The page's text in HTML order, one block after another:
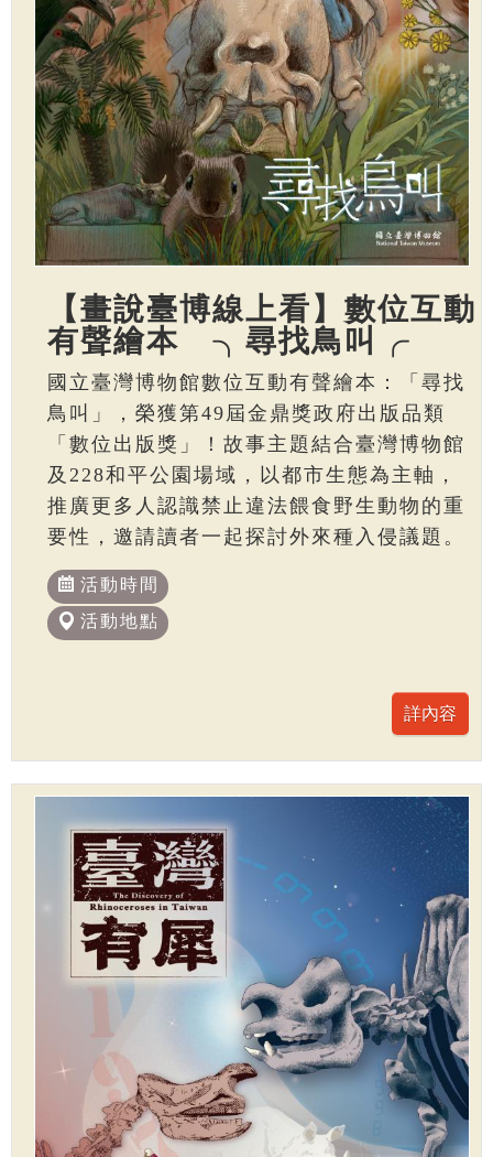
【畫說臺博線上看】數位互動
有聲繪本 ╮尋找鳥叫╭
國立臺灣博物館數位互動有聲繪本：「尋找
鳥叫」，榮獲第49屆金鼎獎政府出版品類
「數位出版獎」！故事主題結合臺灣博物館
及228和平公園場域，以都市生態為主軸，
推廣更多人認識禁止違法餵食野生動物的重
要性，邀請讀者一起探討外來種入侵議題。
活動時間
活動地點